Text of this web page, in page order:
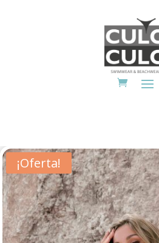
¡Oferta!